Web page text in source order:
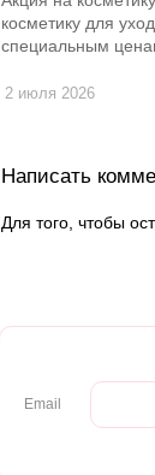
косметику для
специальным
2 июля 2026
Написать
Для того, чтобы
Email